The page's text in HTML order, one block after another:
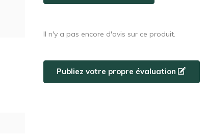
Il n'y a pas encore d'avis sur ce produit.
Publiez votre propre évaluation